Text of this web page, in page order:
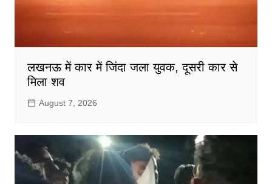
लखनऊ में कार में जिंदा जला युवक, दूसरी कार से
मिला शव
August 7, 2026